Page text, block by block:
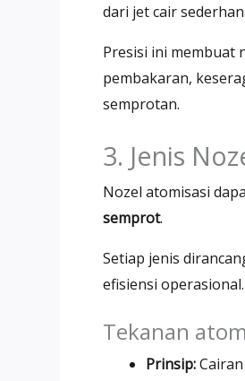
dari jet cair
Presisi ini membuat
pembakaran,
semprotan.
3. Jenis
Nozel atomisasi
semprot.
Setiap jenis
efisiensi
Tekanan
Prinsip: